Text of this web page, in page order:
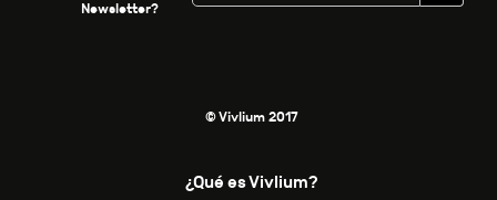
Newsletter?
© Vivlium 2017
¿Qué es Vivlium?